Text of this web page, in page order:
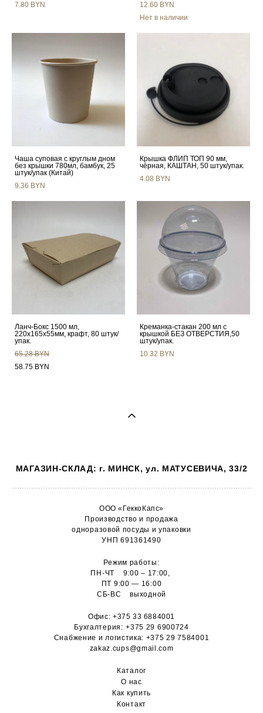
7.80 BYN
12.60 BYN
Нет в наличии
Чаша суповая с круглым дном
без крышки 780мл, бамбук, 25
штук/упак (Китай)
9.36 BYN
Крышка ФЛИП ТОП 90 мм,
чёрная, КАШТАН, 50 штук/упак.
4.08 BYN
Ланч-Бокс 1500 мл,
220х165х55мм, крафт, 80 штук/
упак.
65.28 BYN
58.75 BYN
Креманка-стакан 200 мл c
крышкой БЕЗ ОТВЕРСТИЯ,50
штук/упак.
10.32 BYN
МАГАЗИН-СКЛАД: г. МИНСК, ул. МАТУСЕВИЧА, 33/2
ООО «ГеккоКапс»
Производство и продажа
одноразовой посуды и упаковки
УНП 691361490
Режим работы:
ПН-ЧТ 9:00 – 17:00,
ПТ 9:00 — 16:00
СБ-ВС выходной
Офис:+375 33 6884001
Бухгалтерия: +375 29 6900724
Снабжение и логистика: +375 29 7584001
zakaz.cups@gmail.com
Каталог
О нас
Как купить
Контакт